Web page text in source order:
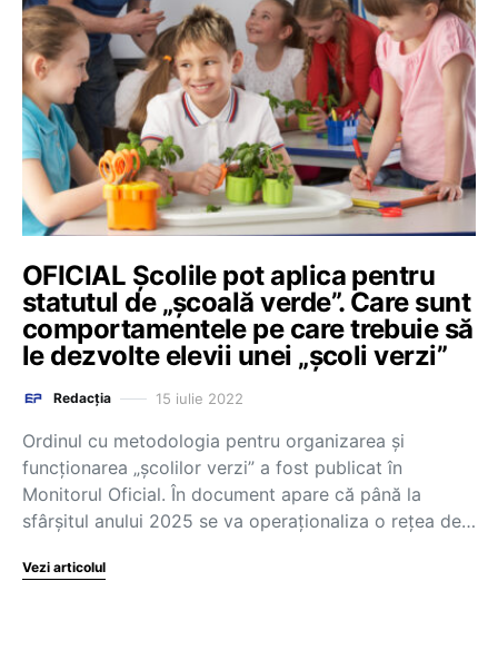
OFICIAL Școlile pot aplica pentru
statutul de „școală verde”. Care sunt
comportamentele pe care trebuie să
le dezvolte elevii unei „școli verzi”
Redacția 15 iulie 2022
Ordinul cu metodologia pentru organizarea și
funcționarea „școlilor verzi” a fost publicat în
Monitorul Oficial. În document apare că până la
sfârșitul anului 2025 se va operaționaliza o rețea de…
Vezi articolul